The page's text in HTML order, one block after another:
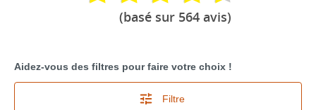
(basé sur 564 avis)
Aidez-vous des filtres pour faire votre choix !
Filtre